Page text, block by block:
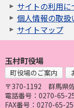
サイトの利用に
個人情報の取扱
サイトマップ
玉村町役場
町役場のご案内
〒370-1192
群馬県
電話番号：0270-65-
FAX番号：0270-65-